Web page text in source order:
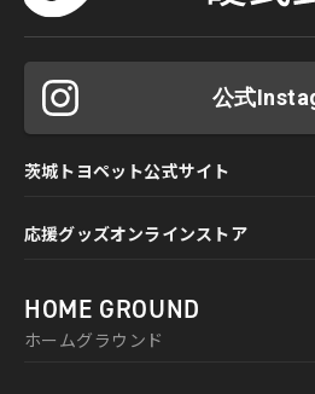
公式
茨城トヨペット公式サイト
応援グッズオンラインストア
HOME GROUND
ホームグラウンド